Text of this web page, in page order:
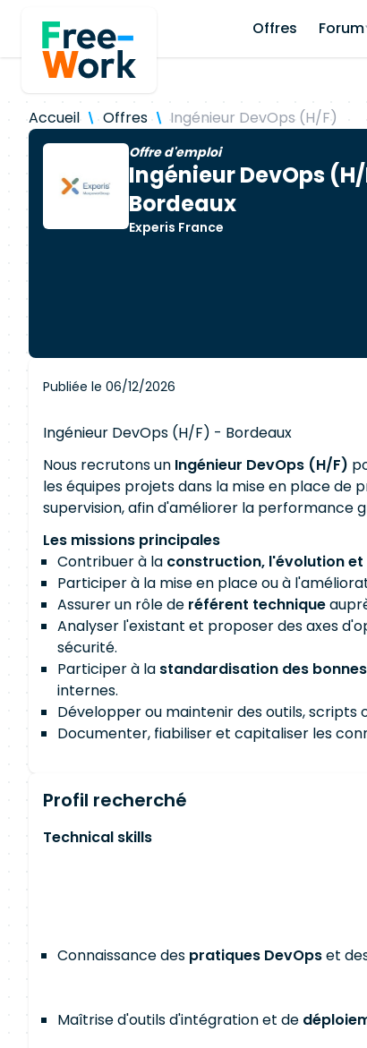
Offres Forum
Accueil Offres Ingénieur DevOps (H/F)
Offre d'emploi
Ingénieur DevOps
Bordeaux
Experis France
Publiée le 06/12/2026
Ingénieur DevOps (H/F) - Bordeaux
Nous recrutons un Ingénieur DevOps (H/F)
les équipes projets dans la mise en place de
supervision, afin d'améliorer la performance
Les missions principales
Contribuer à la construction, l'évolution
Participer à la mise en place ou à
Assurer un rôle de référent technique
Analyser l'existant et proposer des axes
sécurité.
Participer à la standardisation des
internes.
Développer ou maintenir des outils, scripts
Documenter, fiabiliser et capitaliser les
Profil recherché
Technical skills
Connaissance des pratiques DevOpset
Maîtrise d'outils d'intégration et de